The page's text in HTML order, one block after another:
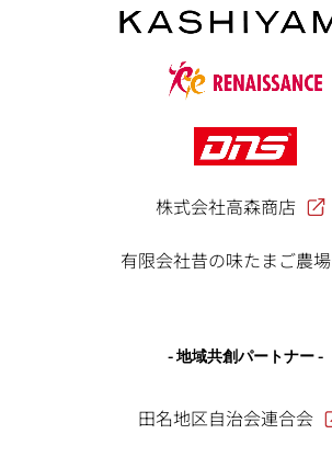
株式会社高森商店
有限会社昔の味たまご農場
- 地域共創パートナー -
田名地区自治会連合会